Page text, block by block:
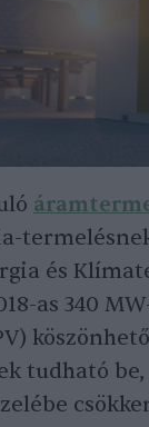
és
as 340
tudható